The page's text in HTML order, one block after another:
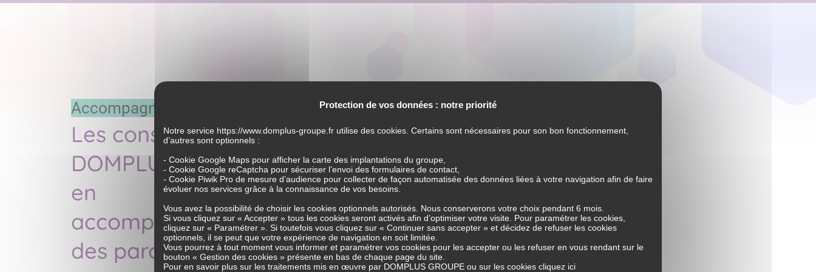
Accompagnement
Les conseillers
DOMPLUS, experts
en
accompagnement
des parcours
Santé
Priorité à la
Personne ou
comment agir sur sa
propre santé ?
DOMPLUS s’est vu confier la présidence des
travaux du Livre Blanc intitulé « Prévention
Protection de vos données : notre priorité
Notre service https://www.domplus-groupe.frutilise des cookies. Certains sont nécessaires pour son bon fonctionnement,
d’autres sont optionnels :
- Cookie Google Maps pour afficher la carte des implantations du groupe,
- Cookie Google reCaptcha pour sécuriser l’envoi des formulaires de contact,
- Cookie Piwik Pro de mesure d’audience pour collecter de façon automatisée des données liées à votre navigation afin de faire
évoluer nos services grâce à la connaissance de vos besoins.
Vous avez la possibilité de choisir les cookies optionnels autorisés. Nous conserverons votre choix pendant 6 mois.
Si vous cliquez sur « Accepter » tous les cookies seront activés afin d’optimiser votre visite. Pour paramétrer les cookies,
cliquez sur « Paramétrer ». Si toutefois vous cliquez sur « Continuer sans accepter » et décidez de refuser les cookies
optionnels, il se peut que votre expérience de navigation en soit limitée.
Vous pourrez à tout moment vous informer et paramétrer vos cookies pour les accepter ou les refuser en vous rendant sur le
bouton « Gestion des cookies » présente en bas de chaque page du site.
Pour en savoir plus sur les traitements mis en œuvre par DOMPLUS GROUPE ou sur les cookies cliquez ici